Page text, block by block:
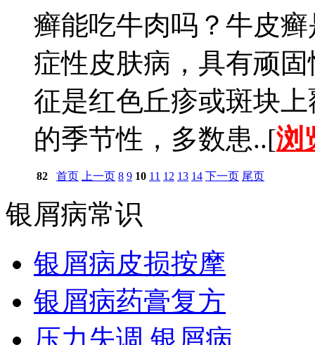
癣能吃牛肉吗？牛皮
症性皮肤病，具有顽
征是红色丘疹或斑块
的季节性，多数患..[浏
82 首页 上一页 8 9 10 11 12 13 14 下一页 尾页
银屑病常识
银屑病皮损按摩
银屑病药膏复方